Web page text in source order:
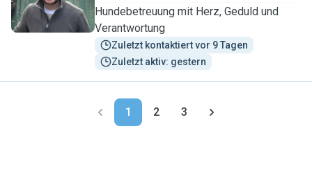
Hundebetreuung mit Herz, Geduld und
Verantwortung
Zuletzt kontaktiert vor 9 Tagen
Zuletzt aktiv: gestern
1 2 3